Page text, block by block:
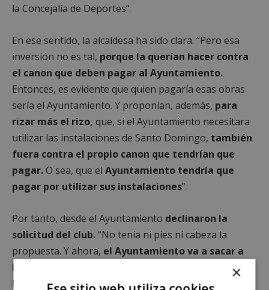
la Concejalía de Deportes”.
En ese sentido, la alcaldesa ha sido clara. “Pero esa
inversión no es tal, porque la querían hacer contra
el canon que deben pagar al Ayuntamiento.
Entonces, es evidente que quien pagaría esas obras
sería el Ayuntamiento. Y proponían, además, para
rizar más el rizo, que, si el Ayuntamiento necesitara
utilizar las instalaciones de Santo Domingo, también
fuera contra el propio canon que tendrían que
pagar.O sea, que el Ayuntamiento tendría que
pagar por utilizar sus instalaciones”.
Por tanto, desde el Ayuntamiento declinaron la
solicitud del club.“No tenía ni pies ni cabeza la
propuesta. Y ahora, el Ayuntamiento va a sacar a
licitación la concesión del estadio,
conforme a la
legalidad vigente y a las necesidades que un campo de
×